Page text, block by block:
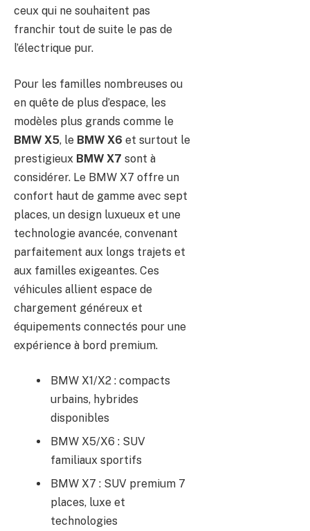
ceux qui ne souhaitent pas
franchir tout de suite le pas de
l’électrique pur.
Pour les familles nombreuses ou
en quête de plus d’espace, les
modèles plus grands comme le
BMW X5, le BMW X6 et surtout le
prestigieux BMW X7 sont à
considérer. Le BMW X7 offre un
confort haut de gamme avec sept
places, un design luxueux et une
technologie avancée, convenant
parfaitement aux longs trajets et
aux familles exigeantes. Ces
véhicules allient espace de
chargement généreux et
équipements connectés pour une
expérience à bord premium.
BMW X1/X2 : compacts
urbains, hybrides
disponibles
BMW X5/X6 : SUV
familiaux sportifs
BMW X7 : SUV premium 7
places, luxe et
technologies